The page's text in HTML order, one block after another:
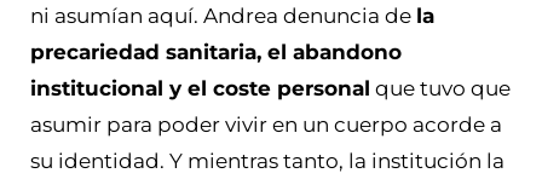
ni asumían aquí. Andrea denuncia de la
precariedad sanitaria, el abandono
institucional y el coste personal que tuvo que
asumir para poder vivir en un cuerpo acorde a
su identidad. Y mientras tanto, la institución la